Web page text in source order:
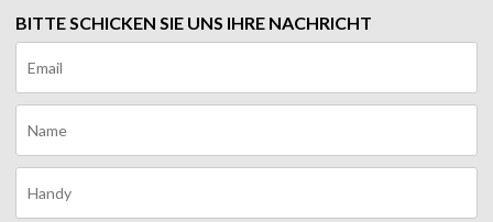
BITTE SCHICKEN SIE UNS IHRE NACHRICHT